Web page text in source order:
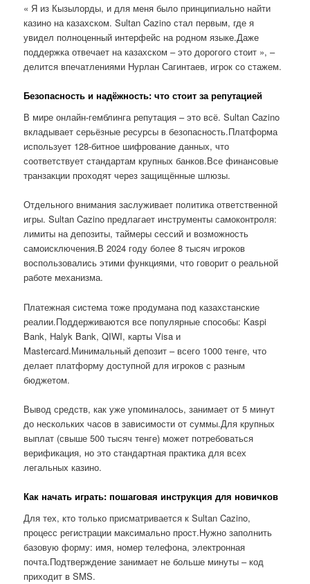
« Я из Кызылорды, и для меня было принципиально найти
казино на казахском. Sultan Cazino стал первым, где я
увидел полноценный интерфейс на родном языке.Даже
поддержка отвечает на казахском – это дорогого стоит », –
делится впечатлениями Нурлан Сагинтаев, игрок со стажем.
Безопасность и надёжность: что стоит за репутацией
В мире онлайн-гемблинга репутация – это всё. Sultan Cazino
вкладывает серьёзные ресурсы в безопасность.Платформа
использует 128-битное шифрование данных, что
соответствует стандартам крупных банков.Все финансовые
транзакции проходят через защищённые шлюзы.
Отдельного внимания заслуживает политика ответственной
игры. Sultan Cazino предлагает инструменты самоконтроля:
лимиты на депозиты, таймеры сессий и возможность
самоисключения.В 2024 году более 8 тысяч игроков
воспользовались этими функциями, что говорит о реальной
работе механизма.
Платежная система тоже продумана под казахстанские
реалии.Поддерживаются все популярные способы: Kaspi
Bank, Halyk Bank, QIWI, карты Visa и
Mastercard.Минимальный депозит – всего 1000 тенге, что
делает платформу доступной для игроков с разным
бюджетом.
Вывод средств, как уже упоминалось, занимает от 5 минут
до нескольких часов в зависимости от суммы.Для крупных
выплат (свыше 500 тысяч тенге) может потребоваться
верификация, но это стандартная практика для всех
легальных казино.
Как начать играть: пошаговая инструкция для новичков
Для тех, кто только присматривается к Sultan Cazino,
процесс регистрации максимально прост.Нужно заполнить
базовую форму: имя, номер телефона, электронная
почта.Подтверждение занимает не больше минуты – код
приходит в SMS.